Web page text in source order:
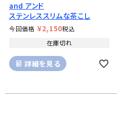
and アンド
ステンレススリムな茶こし
今回価格 ¥2,150税込
在庫切れ
詳細を見る